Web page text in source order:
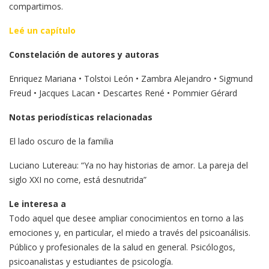
compartimos.
Leé un capítulo
Constelación de autores y autoras
Enriquez Mariana • Tolstoi León • Zambra Alejandro • Sigmund
Freud • Jacques Lacan • Descartes René • Pommier Gérard
Notas periodísticas relacionadas
El lado oscuro de la familia
Luciano Lutereau: “Ya no hay historias de amor. La pareja del
siglo XXI no come, está desnutrida”
Le interesa a
Todo aquel que desee ampliar conocimientos en torno a las
emociones y, en particular, el miedo a través del psicoanálisis.
Público y profesionales de la salud en general. Psicólogos,
psicoanalistas y estudiantes de psicología.